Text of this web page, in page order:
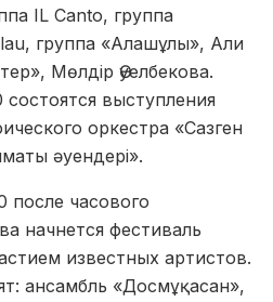
IL Canto, группа
группа «Алашұлы», Али
Мөлдір Әуелбекова.
выступления
оркестра «Сазген
әуендері».
после часового
начнется фестиваль
известных артистов.
ансамбль «Досмұқасан»,